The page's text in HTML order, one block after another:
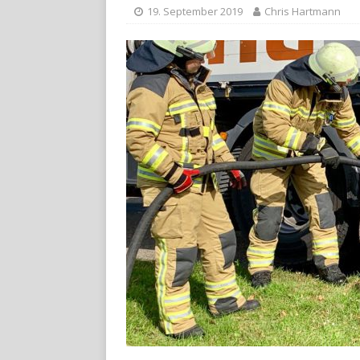
19. September 2019 Chris Hartmann